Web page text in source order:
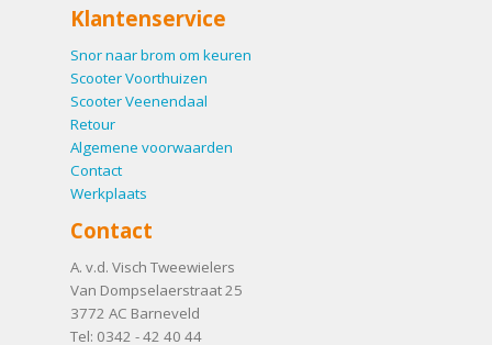
Klantenservice
Snor naar brom om keuren
Scooter Voorthuizen
Scooter Veenendaal
Retour
Algemene voorwaarden
Contact
Werkplaats
Contact
A. v.d. Visch Tweewielers
Van Dompselaerstraat 25
3772 AC Barneveld
Tel: 0342 - 42 40 44